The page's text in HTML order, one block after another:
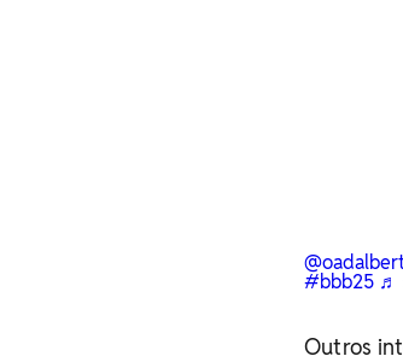
#bbb25 ♬
Outros